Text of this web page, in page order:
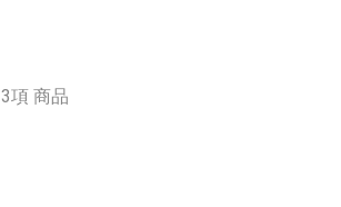
3項 商品